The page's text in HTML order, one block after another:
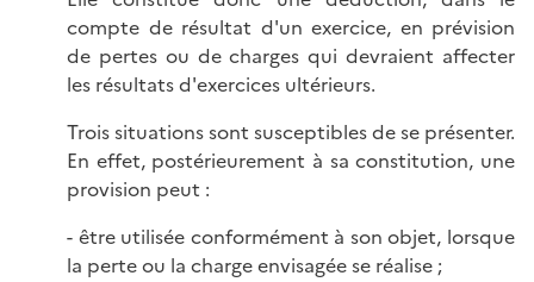
compte de résultat d'un exercice, en prévision
de pertes ou de charges qui devraient affecter
les résultats d'exercices ultérieurs.
Trois situations sont susceptibles de se présenter.
En effet, postérieurement à sa constitution, une
provision peut :
- être utilisée conformément à son objet, lorsque
la perte ou la charge envisagée se réalise ;